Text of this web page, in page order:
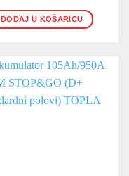
DODAJ U KOŠARICU